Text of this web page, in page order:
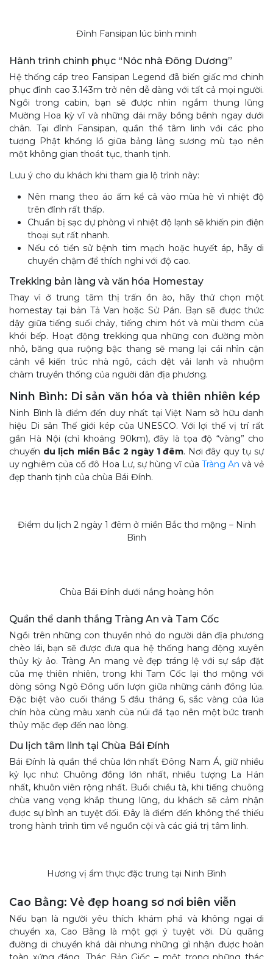
Đỉnh Fansipan lúc bình minh
Hành trình chinh phục “Nóc nhà Đông Dương”
Hệ thống cáp treo Fansipan Legend đã biến giấc mơ chinh
phục đỉnh cao 3.143m trở nên dễ dàng với tất cả mọi người.
Ngồi trong cabin, bạn sẽ được nhìn ngắm thung lũng
Mường Hoa kỳ vĩ và những dải mây bồng bềnh ngay dưới
chân. Tại đỉnh Fansipan, quần thể tâm linh với các pho
tượng Phật khổng lồ giữa bảng lảng sương mù tạo nên
một không gian thoát tục, thanh tịnh.
Lưu ý cho du khách khi tham gia lộ trình này:
Nên mang theo áo ấm kể cả vào mùa hè vì nhiệt độ
trên đỉnh rất thấp.
Chuẩn bị sạc dự phòng vì nhiệt độ lạnh sẽ khiến pin điện
thoại sụt rất nhanh.
Nếu có tiền sử bệnh tim mạch hoặc huyết áp, hãy di
chuyển chậm để thích nghi với độ cao.
Trekking bản làng và văn hóa Homestay
Thay vì ở trung tâm thị trấn ồn ào, hãy thử chọn một
homestay tại bản Tả Van hoặc Sử Pán. Bạn sẽ được thức
dậy giữa tiếng suối chảy, tiếng chim hót và mùi thơm của
khói bếp. Hoạt động trekking qua những con đường mòn
nhỏ, băng qua ruộng bậc thang sẽ mang lại cái nhìn cận
cảnh về kiến trúc nhà ngô, cách dệt vải lanh và nhuộm
chàm truyền thống của người dân địa phương.
Ninh Bình: Di sản văn hóa và thiên nhiên kép
Ninh Bình là điểm đến duy nhất tại Việt Nam sở hữu danh
hiệu Di sản Thế giới kép của UNESCO. Với lợi thế vị trí rất
gần Hà Nội (chỉ khoảng 90km), đây là tọa độ “vàng” cho
chuyến du lịch miền Bắc 2 ngày 1 đêm. Nơi đây quy tụ sự
uy nghiêm của cố đô Hoa Lư, sự hùng vĩ của Tràng An và vẻ
đẹp thanh tịnh của chùa Bái Đính.
Điểm du lịch 2 ngày 1 đêm ở miền Bắc thơ mộng – Ninh
Bình
Chùa Bái Đính dưới nắng hoàng hôn
Quần thể danh thắng Tràng An và Tam Cốc
Ngồi trên những con thuyền nhỏ do người dân địa phương
chèo lái, bạn sẽ được đưa qua hệ thống hang động xuyên
thủy kỳ ảo. Tràng An mang vẻ đẹp tráng lệ với sự sắp đặt
của mẹ thiên nhiên, trong khi Tam Cốc lại thơ mộng với
dòng sông Ngô Đồng uốn lượn giữa những cánh đồng lúa.
Đặc biệt vào cuối tháng 5 đầu tháng 6, sắc vàng của lúa
chín hòa cùng màu xanh của núi đá tạo nên một bức tranh
thủy mặc đẹp đến nao lòng.
Du lịch tâm linh tại Chùa Bái Đính
Bái Đính là quần thể chùa lớn nhất Đông Nam Á, giữ nhiều
kỷ lục như: Chuông đồng lớn nhất, nhiều tượng La Hán
nhất, khuôn viên rộng nhất. Buổi chiều tà, khi tiếng chuông
chùa vang vọng khắp thung lũng, du khách sẽ cảm nhận
được sự bình an tuyệt đối. Đây là điểm đến không thể thiếu
trong hành trình tìm về nguồn cội và các giá trị tâm linh.
Hương vị ẩm thực đặc trưng tại Ninh Bình
Cao Bằng: Vẻ đẹp hoang sơ nơi biên viễn
Nếu bạn là người yêu thích khám phá và không ngại di
chuyển xa, Cao Bằng là một gợi ý tuyệt vời. Dù quãng
đường di chuyển khá dài nhưng những gì nhận được hoàn